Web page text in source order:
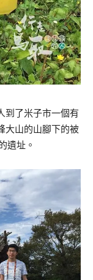
到了米子市一個有
大山的山腳下的被
遺址。